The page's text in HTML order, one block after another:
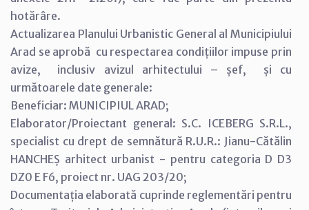
hotărâre.
Actualizarea Planului Urbanistic General al Municipiului
Arad se aprobă cu respectarea condițiilor impuse prin
avize, inclusiv avizul arhitectului – șef, și cu
următoarele date generale:
Beneficiar: MUNICIPIUL ARAD;
Elaborator/Proiectant general: S.C. ICEBERG S.R.L.,
specialist cu drept de semnătură R.U.R.: Jianu-Cătălin
HANCHEȘ arhitect urbanist - pentru categoria D D3
DZ0 E F6, proiect nr. UAG 203/20;
Documentația elaborată cuprinde reglementări pentru